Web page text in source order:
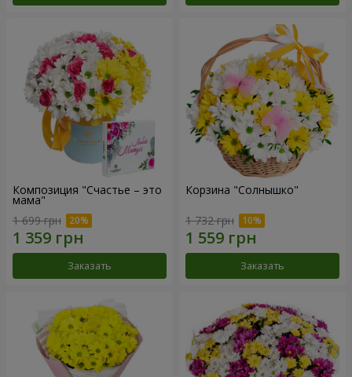
Композиция "Счастье – это
мама"
1 699 грн
Заказать
Корзина "Солнышко"
1 732 грн
Заказать